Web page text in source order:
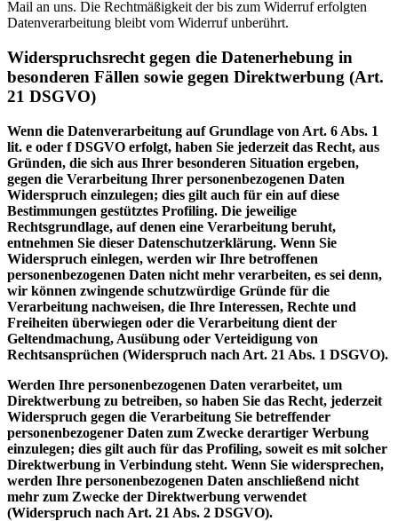
Mail an uns. Die Rechtmäßigkeit der bis zum Widerruf erfolgten
Datenverarbeitung bleibt vom Widerruf unberührt.
Widerspruchsrecht gegen die Datenerhebung in
besonderen Fällen sowie gegen Direktwerbung (Art.
21 DSGVO)
Wenn die Datenverarbeitung auf Grundlage von Art. 6 Abs. 1
lit. e oder f DSGVO erfolgt, haben Sie jederzeit das Recht, aus
Gründen, die sich aus Ihrer besonderen Situation ergeben,
gegen die Verarbeitung Ihrer personenbezogenen Daten
Widerspruch einzulegen; dies gilt auch für ein auf diese
Bestimmungen gestütztes Profiling. Die jeweilige
Rechtsgrundlage, auf denen eine Verarbeitung beruht,
entnehmen Sie dieser Datenschutzerklärung. Wenn Sie
Widerspruch einlegen, werden wir Ihre betroffenen
personenbezogenen Daten nicht mehr verarbeiten, es sei denn,
wir können zwingende schutzwürdige Gründe für die
Verarbeitung nachweisen, die Ihre Interessen, Rechte und
Freiheiten überwiegen oder die Verarbeitung dient der
Geltendmachung, Ausübung oder Verteidigung von
Rechtsansprüchen (Widerspruch nach Art. 21 Abs. 1 DSGVO).
Werden Ihre personenbezogenen Daten verarbeitet, um
Direktwerbung zu betreiben, so haben Sie das Recht, jederzeit
Widerspruch gegen die Verarbeitung Sie betreffender
personenbezogener Daten zum Zwecke derartiger Werbung
einzulegen; dies gilt auch für das Profiling, soweit es mit solcher
Direktwerbung in Verbindung steht. Wenn Sie widersprechen,
werden Ihre personenbezogenen Daten anschließend nicht
mehr zum Zwecke der Direktwerbung verwendet
(Widerspruch nach Art. 21 Abs. 2 DSGVO).